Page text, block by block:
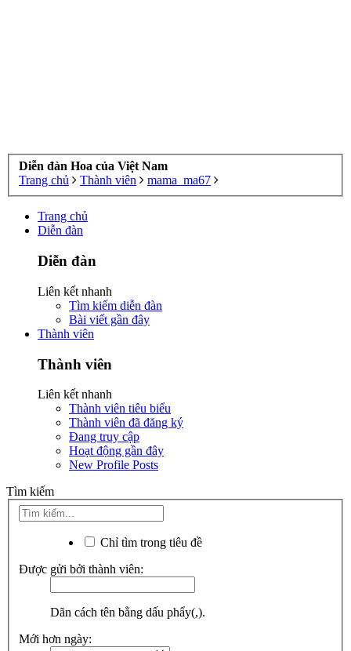
Diễn đàn Hoa của Việt Nam
Trang chủ
Thành viên mama_ma67
Trang chủ
Diễn đàn
Diễn đàn
Liên kết nhanh
Tìm kiếm diễn đàn
Bài viết gần đây
Thành viên
Thành viên
Liên kết nhanh
Thành viên tiêu biểu
Thành viên đã đăng ký
Đang truy cập
Hoạt động gần đây
New Profile Posts
Tìm kiếm
Chỉ tìm trong tiêu đề
Được gửi bởi thành viên:
Dãn cách tên bằng dấu phẩy(,).
Mới hơn ngày: